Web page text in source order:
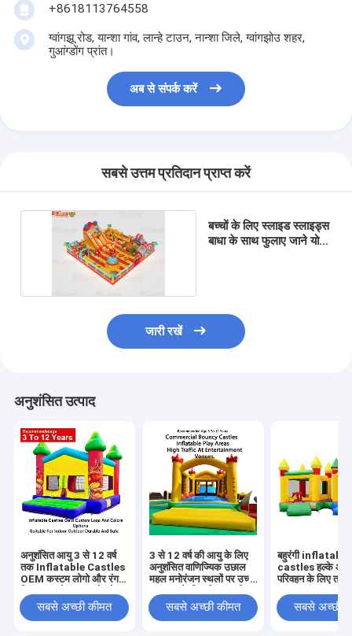
+8618113764558
ग्वांगझू रोड, यान्शा गांव, लान्हे टाउन, नान्शा जिले, ग्वांगझोउ शहर,
गुआंग्डोंग प्रांत।
अब से संपर्क करें
सबसे उत्तम प्रतिदान प्राप्त करें
बच्चों के लिए स्लाइड स्लाइड्स
बाधा के साथ फुलाए जाने योग्य
जारी रखें
अनुशंसित उत्पाद
अनुशंसित आयु 3 से 12 वर्ष
तक Inflatable Castles
OEM कस्टम लोगो और रंग
लिए उपयुक्त टिकाऊ और
सुरक्षित
सबसे अच्छी कीमत
3 से 12 वर्ष की आयु के लिए
अनुशंसित वाणिज्यिक उछाल
महल मनोरंजन स्थलों पर उच्च
गए inflatable खेल क्षेत्र
सबसे अच्छी कीमत
बहुरंगी inflatable
castles हल्के और
परिवहन के लिए तह
के साथ घटनाओं और
के लिए आदर्श
सबसे अच्छी